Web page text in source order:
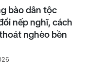
bào dân tộc
nếp nghĩ, cách
nghèo bền